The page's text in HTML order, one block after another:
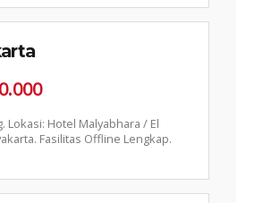
Lokasi: Hotel Malyabhara / El
Fasilitas Offline Lengkap.